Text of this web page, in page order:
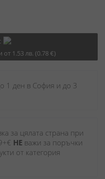
1.53 лв. (0.78 €)
1 ден в София и до 3
за цялата страна при
НЕ важи за поръчки
от категория